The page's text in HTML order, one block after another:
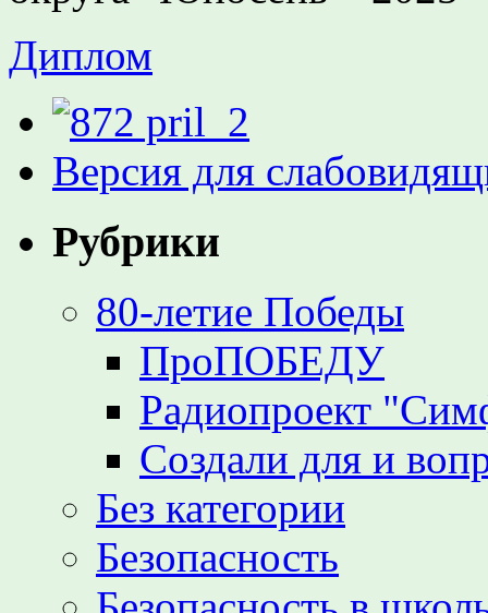
Диплом
Версия для
Рубрики
80-летие Победы
ПроПОБЕДУ
Радиопроект
Создали для и
Без категории
Безопасность